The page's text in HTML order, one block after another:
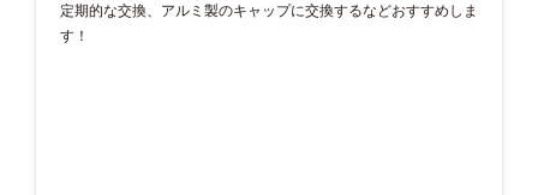
定期的な交換、アルミ製のキャップに交換するなどおすすめしま
す！